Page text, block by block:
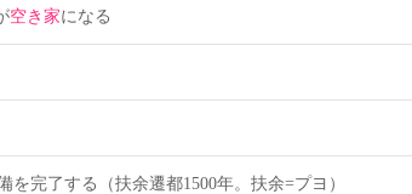
空き家になる
を完了する（扶余遷都1500年。扶余=プヨ）